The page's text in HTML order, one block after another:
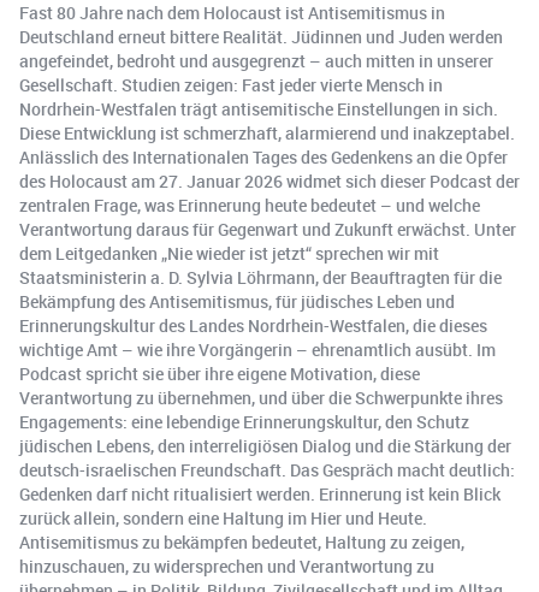
Fast 80 Jahre nach dem Holocaust ist Antisemitismus in
Deutschland erneut bittere Realität. Jüdinnen und Juden werden
angefeindet, bedroht und ausgegrenzt – auch mitten in unserer
Gesellschaft. Studien zeigen: Fast jeder vierte Mensch in
Nordrhein-Westfalen trägt antisemitische Einstellungen in sich.
Diese Entwicklung ist schmerzhaft, alarmierend und inakzeptabel.
Anlässlich des Internationalen Tages des Gedenkens an die Opfer
des Holocaust am 27. Januar 2026 widmet sich dieser Podcast der
zentralen Frage, was Erinnerung heute bedeutet – und welche
Verantwortung daraus für Gegenwart und Zukunft erwächst. Unter
dem Leitgedanken „Nie wieder ist jetzt“ sprechen wir mit
Staatsministerin a. D. Sylvia Löhrmann, der Beauftragten für die
Bekämpfung des Antisemitismus, für jüdisches Leben und
Erinnerungskultur des Landes Nordrhein-Westfalen, die dieses
wichtige Amt – wie ihre Vorgängerin – ehrenamtlich ausübt. Im
Podcast spricht sie über ihre eigene Motivation, diese
Verantwortung zu übernehmen, und über die Schwerpunkte ihres
Engagements: eine lebendige Erinnerungskultur, den Schutz
jüdischen Lebens, den interreligiösen Dialog und die Stärkung der
deutsch-israelischen Freundschaft. Das Gespräch macht deutlich:
Gedenken darf nicht ritualisiert werden. Erinnerung ist kein Blick
zurück allein, sondern eine Haltung im Hier und Heute.
Antisemitismus zu bekämpfen bedeutet, Haltung zu zeigen,
hinzuschauen, zu widersprechen und Verantwortung zu